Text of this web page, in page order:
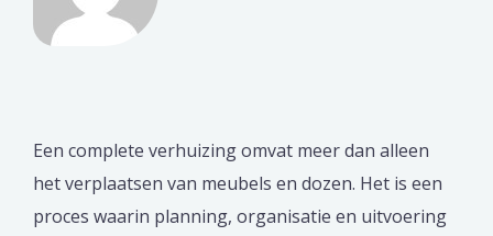
Een complete verhuizing omvat meer dan alleen
het verplaatsen van meubels en dozen. Het is een
proces waarin planning, organisatie en uitvoering